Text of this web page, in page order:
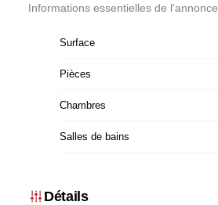
Informations essentielles de l'annonce
Surface
Pièces
Chambres
Salles de bains
Détails